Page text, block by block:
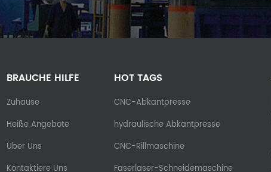
BRAUCHE HILFE
Zuhause
Heiße Angebote
Über Uns
Kontaktiere Uns
HOT TAGS
CNC-Abkantpresse
hydraulische Abkantpresse
CNC-Rillmaschine
Faserlaser-Schneidemaschine